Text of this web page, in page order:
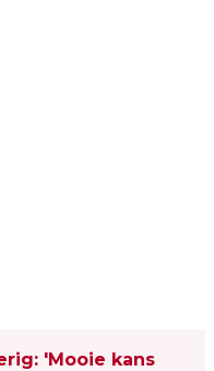
'Mooie kans